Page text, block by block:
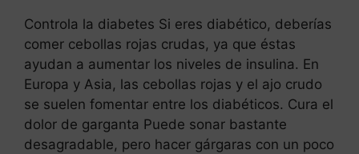
Controla la diabetes Si eres diabético, deberías
comer cebollas rojas crudas, ya que éstas
ayudan a aumentar los niveles de insulina. En
Europa y Asia, las cebollas rojas y el ajo crudo
se suelen fomentar entre los diabéticos. Cura el
dolor de garganta Puede sonar bastante
desagradable, pero hacer gárgaras con un poco